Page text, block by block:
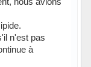
n'est pas
à